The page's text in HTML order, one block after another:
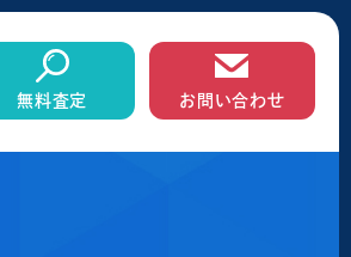
無料査定 お問い合わせ